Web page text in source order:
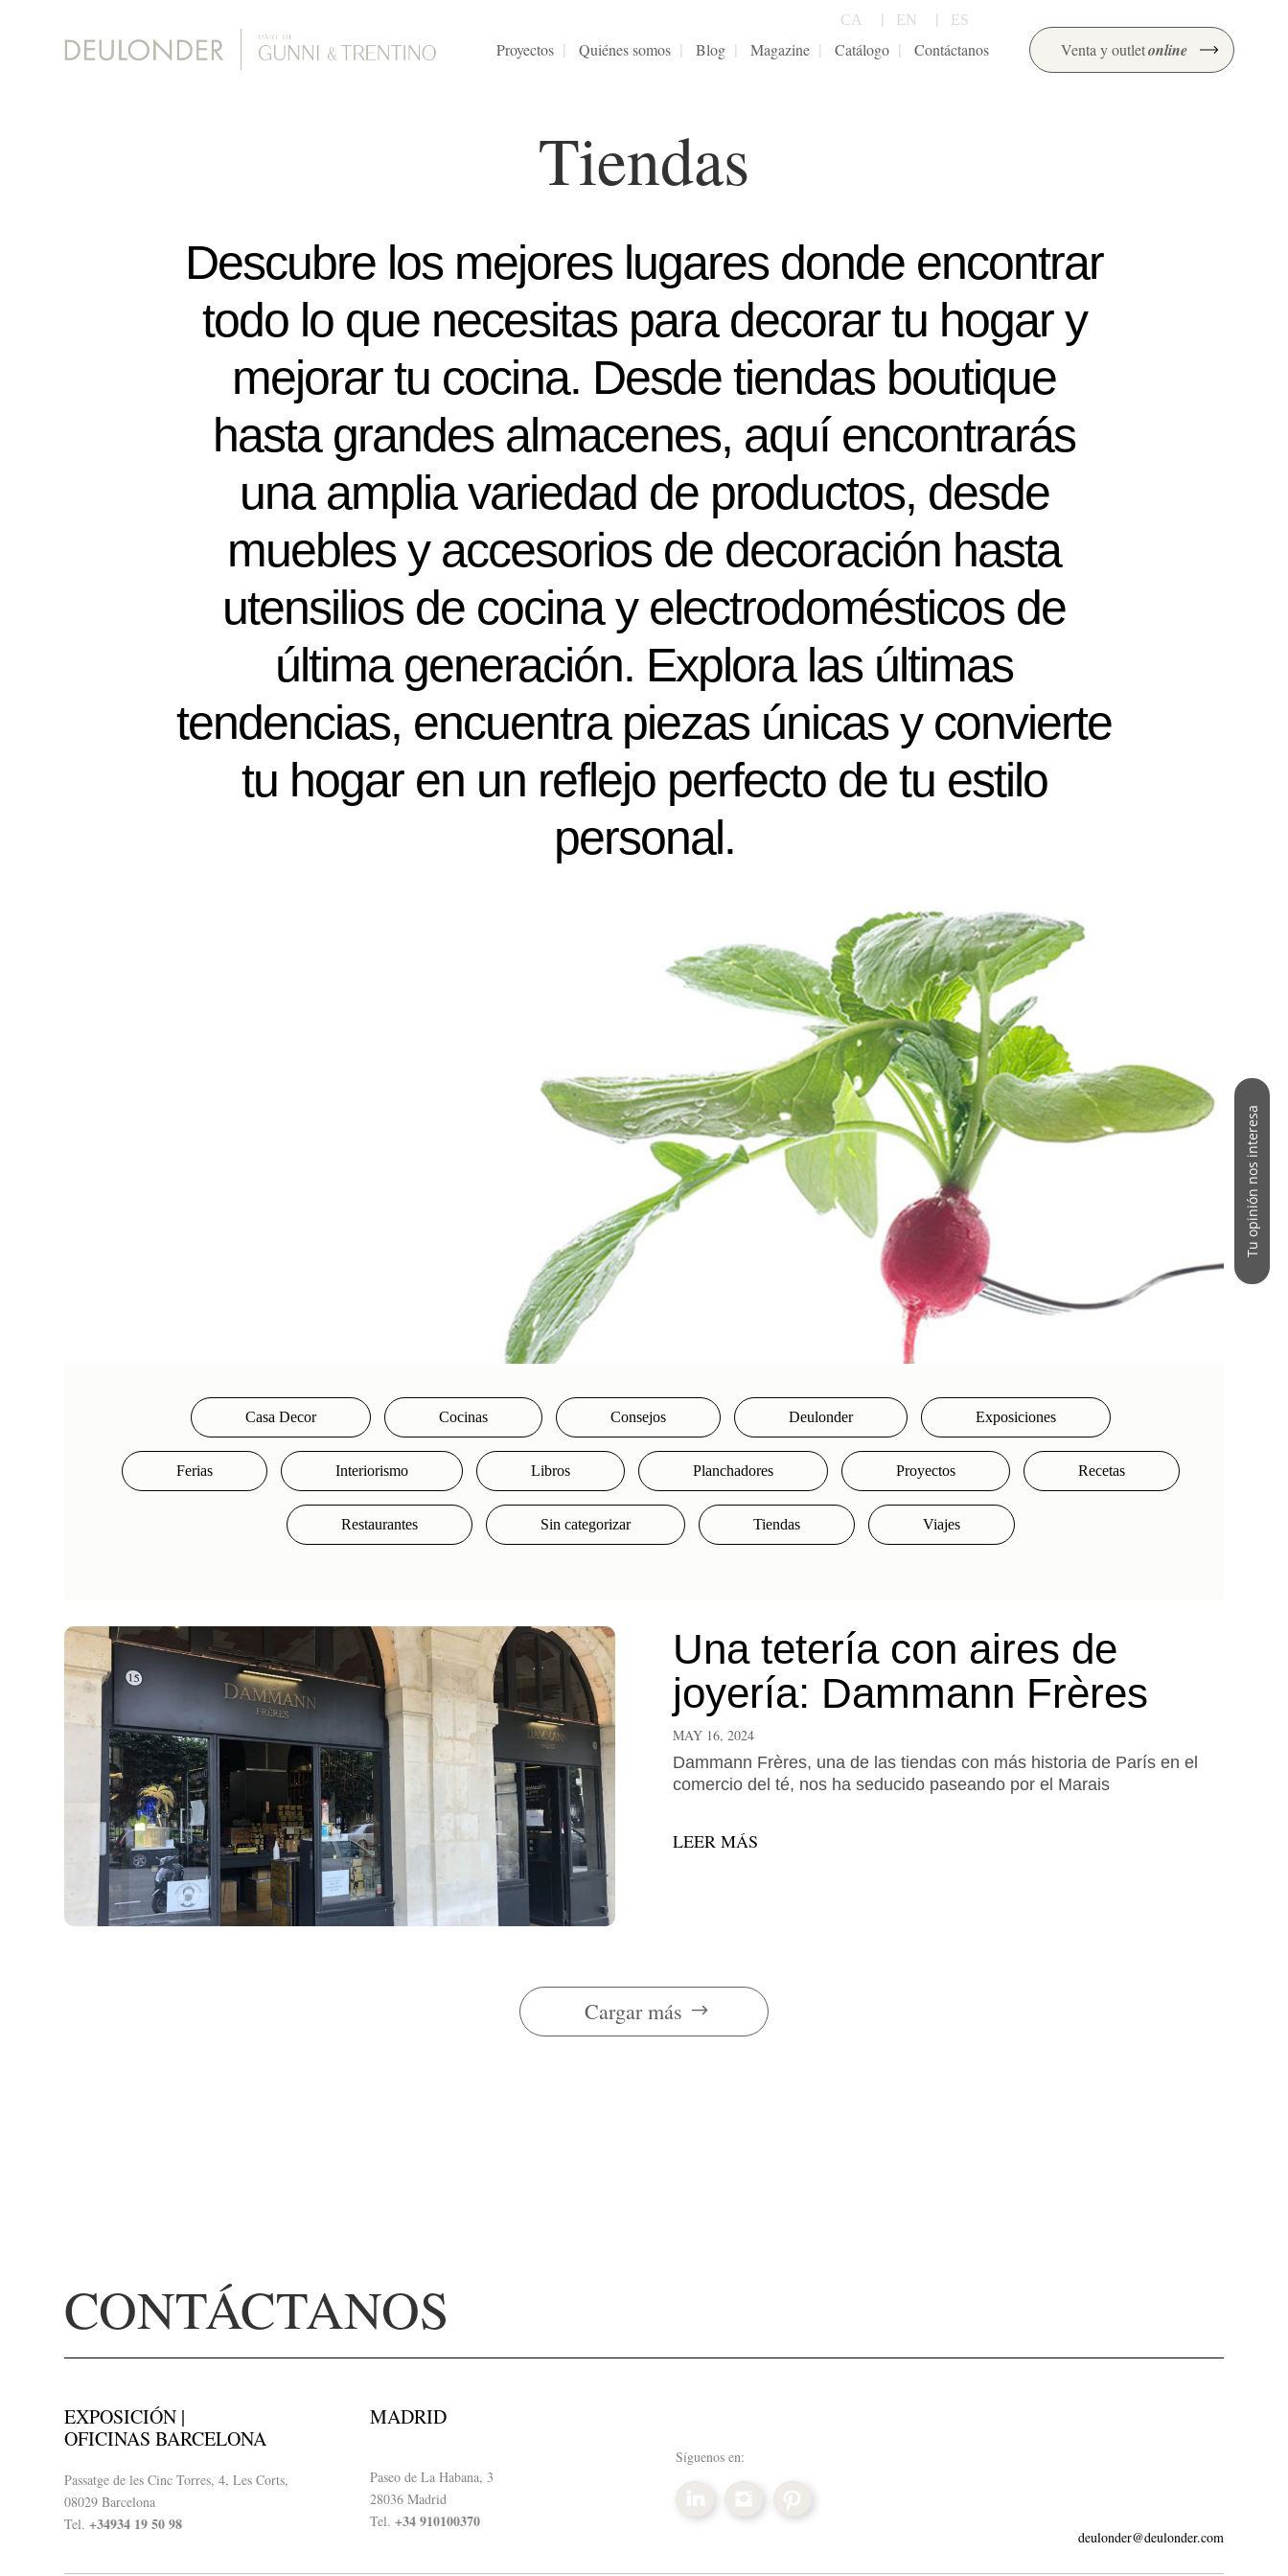
CA EN ES
Proyectos Quiénes somos Blog Magazine Catálogo Contáctanos Venta y outletonline
Tiendas
Descubre los mejores lugares donde encontrar
todo lo que necesitas para decorar tu hogar y
mejorar tu cocina. Desde tiendas boutique
hasta grandes almacenes, aquí encontrarás
una amplia variedad de productos, desde
muebles y accesorios de decoración hasta
utensilios de cocina y electrodomésticos de
última generación. Explora las últimas
tendencias, encuentra piezas únicas y convierte
tu hogar en un reflejo perfecto de tu estilo
personal.
Casa Decor Cocinas Consejos Deulonder Exposiciones
Ferias Interiorismo Libros Planchadores Proyectos Recetas
Restaurantes Sin categorizar Tiendas Viajes
Una tetería con aires de
joyería: Dammann Frères
MAY 16, 2024
Dammann Frères, una de las tiendas con más historia de París en el
comercio del té, nos ha seducido paseando por el Marais
LEER MÁS
Cargar más
CONTÁCTANOS
EXPOSICIÓN |
OFICINAS BARCELONA
Passatge de les Cinc Torres, 4, Les Corts,
08029 Barcelona
Tel.+34934 19 50 98
MADRID
Paseo de La Habana, 3
28036 Madrid
Tel.+34 910100370
Síguenos en:
deulonder@deulonder.com
Tu opinión nos interesa